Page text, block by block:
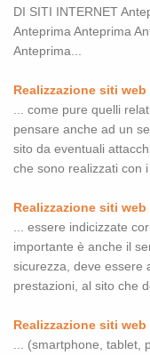
DI SITI INTERNET
Anteprima Anteprima
Anteprima...
Realizzazione siti web
... come pure quelli
pensare anche ad un
sito da eventuali
che sono realizzati con
Realizzazione siti web
... essere indicizzate
importante è anche il
sicurezza, deve essere
prestazioni, al sito che
Realizzazione siti web
... (smartphone,